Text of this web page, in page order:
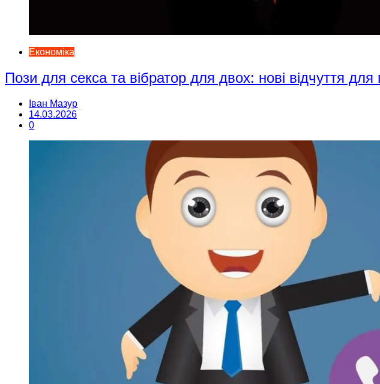
Економіка
Пози для секса та вібратор для двох: нові відчуття для
Іван Мазур
14.03.2026
0